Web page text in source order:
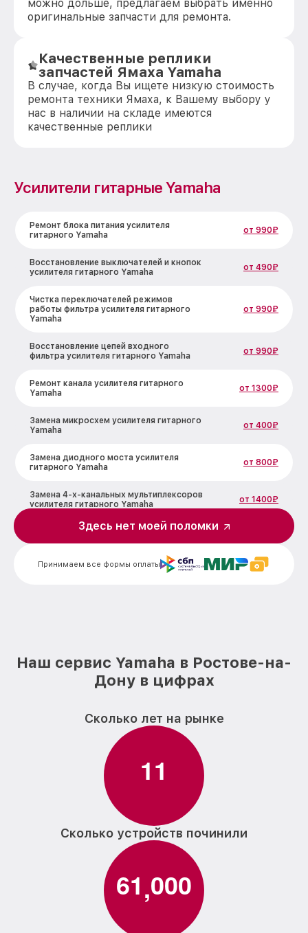
можно дольше, предлагаем выбрать именно
оригинальные запчасти для ремонта.
Качественные реплики
запчастей Ямаха Yamaha
В случае, когда Вы ищете низкую стоимость
ремонта техники Ямаха, к Вашему выбору у
нас в наличии на складе имеются
качественные реплики
Усилители гитарные Yamaha
Ремонт блока питания усилителя
гитарного Yamaha
от 990₽
Восстановление выключателей и кнопок
усилителя гитарного Yamaha
от 490₽
Чистка переключателей режимов
работы фильтра усилителя гитарного
Yamaha
от 990₽
Восстановление цепей входного
фильтра усилителя гитарного Yamaha
от 990₽
Ремонт канала усилителя гитарного
Yamaha
от 1300₽
Замена микросхем усилителя гитарного
Yamaha
от 400₽
Замена диодного моста усилителя
гитарного Yamaha
от 800₽
Замена 4-х-канальных мультиплексоров
усилителя гитарного Yamaha
от 1400₽
Замена мотор-компрессора усилителя
гитарного Yamaha
Ремонт инвертора усилителя гитарного
от 600₽
Замена конденсатора усилителя
гитарного Yamaha
Комплексная чистка усилителя
Ремонт цепи питания усилителя
гитарного Yamaha
Прошивка усилителя гитарного Yamaha
Разборка-сборка усилителя гитарного
Yamaha
Принимаем все формы оплаты
Здесь нет моей поломки
Наш сервис Yamaha в Ростове-на-
Дону в цифрах
Сколько лет на рынке
11
Сколько устройств починили
61,000